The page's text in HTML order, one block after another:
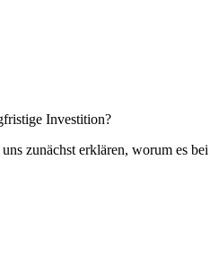
Investition?
zunächst erklären, worum es